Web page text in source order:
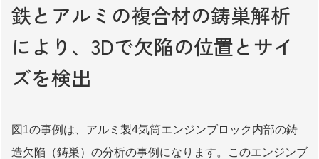
鉄とアルミの複合材の鋳巣解析
により、 3Dで欠陥の位置とサイ
ズを検出
図1の事例は、アルミ製4気筒エンジンブロック内部の鋳
造欠陥（鋳巣）の分析の事例になります。このエンジンブ